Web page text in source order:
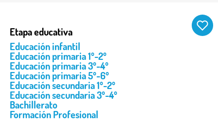
Etapa educativa
Educación infantil
Educación primaria 1º-2º
Educación primaria 3º-4º
Educación primaria 5º-6º
Educación secundaria 1º-2º
Educación secundaria 3º-4º
Bachillerato
Formación Profesional